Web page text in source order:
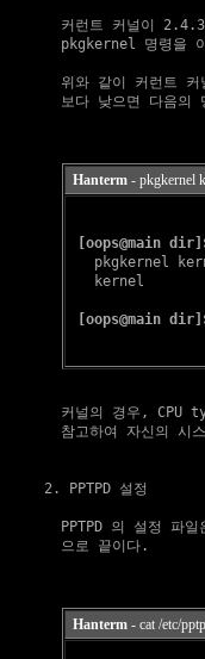
커런트 커널이
pkgkernel 명령을
위와 같이 커런트
보다 낮으면 다음의
Hanterm- pkgkernel
[oops@main
pkgkernel
kernel
[oops@main
커널의 경우, CPU
참고하여 자신의 시
2. PPTPD 설정
PPTPD 의 설정 파일
    으로 끝이다.
Hanterm- cat /etc/